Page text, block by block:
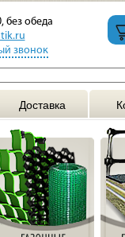
без обеда
звонок
Доставка